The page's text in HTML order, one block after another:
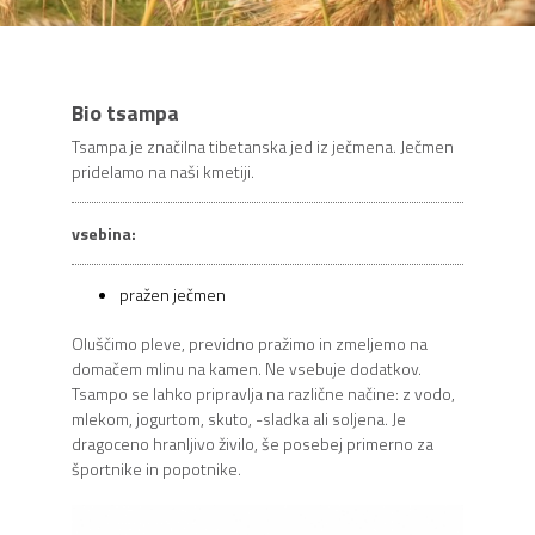
Bio tsampa
Tsampa je značilna tibetanska jed iz ječmena. Ječmen
pridelamo na naši kmetiji.
vsebina:
pražen ječmen
Oluščimo pleve, previdno pražimo in zmeljemo na
domačem mlinu na kamen. Ne vsebuje dodatkov.
Tsampo se lahko pripravlja na različne načine: z vodo,
mlekom, jogurtom, skuto, -sladka ali soljena. Je
dragoceno hranljivo živilo, še posebej primerno za
športnike in popotnike.